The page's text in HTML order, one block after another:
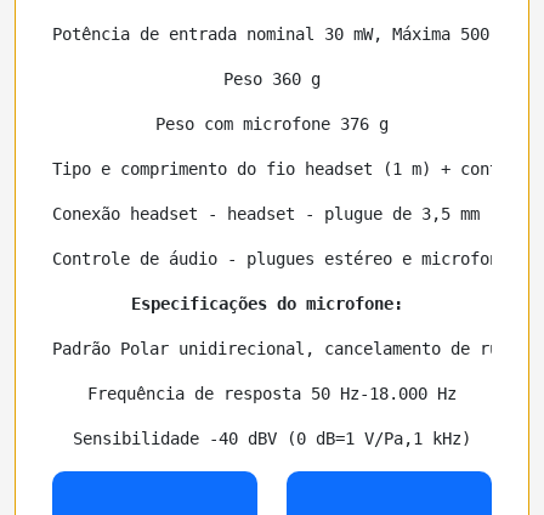
Potência de entrada nominal 30 mW, Máxima 500 mW
Peso 360 g
Peso com microfone 376 g
Tipo e comprimento do fio headset (1 m) +
Conexão headset - headset - plugue de 3,5 mm (4
Controle de áudio - plugues estéreo e microfone de
Especificações do microfone:
Padrão Polar unidirecional, cancelamento de ruído
Frequência de resposta 50 Hz-18.000 Hz
Sensibilidade -40 dBV (0 dB=1 V/Pa,1 kHz)